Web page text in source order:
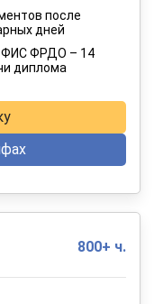
месяцев
после
дней
ФИС ФРДО – 14
диплома
800+ ч.